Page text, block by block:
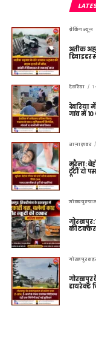
ब्रेकिंग न्यूज़
अतीक
डिवाइडर
देवरिया 1
देवरिया
गांव में 10
ताज़ा ख़बर
मुरैना:
टूटीं दो
गोरखपुर
गोरखपुर:
की
गोरखपुर
गोरखपुर
डायरेक्ट